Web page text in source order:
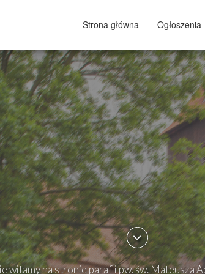
Strona główna Ogłoszenia
witamy na stronie parafii pw. św. Mateusza